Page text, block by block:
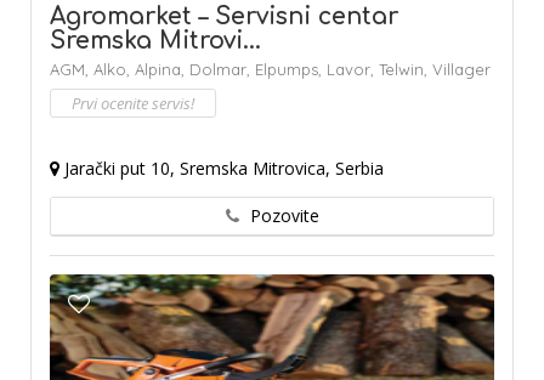
Agromarket – Servisni centar
Sremska Mitrovi...
AGM, Alko, Alpina, Dolmar, Elpumps, Lavor, Telwin, Villager
Prvi ocenite servis!
Jarački put 10, Sremska Mitrovica, Serbia
Pozovite